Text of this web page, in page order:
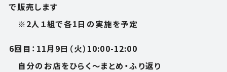
で販売します
※2人１組で各1日の実施を予定
6回目：11月9日（火）10:00-12:00
自分のお店をひらく〜まとめ・ふり返り